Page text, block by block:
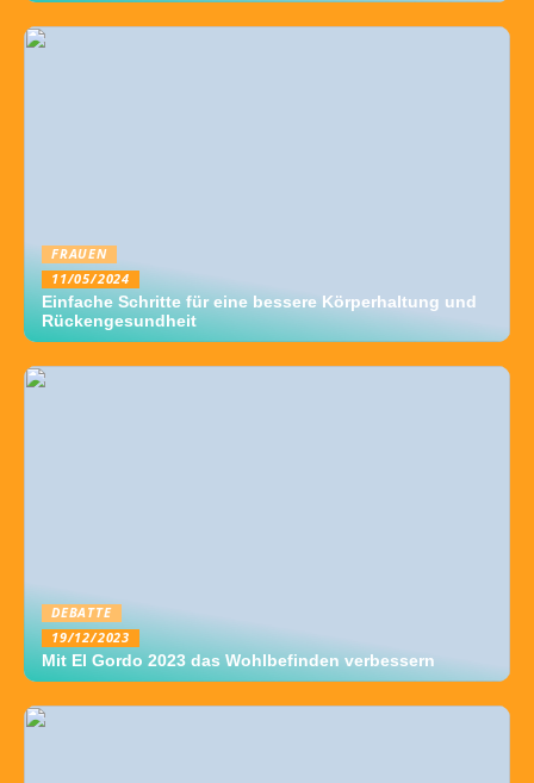
FRAUEN
11/05/2024
Einfache Schritte für eine bessere Körperhaltung und
Rückengesundheit
DEBATTE
19/12/2023
Mit El Gordo 2023 das Wohlbefinden verbessern